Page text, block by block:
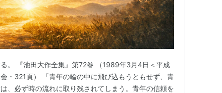
。 『池田大作全集』第72巻 （1989年3月4日＜平成
・321頁） 「青年の輪の中に飛び込もうともせず、青
、必ず時の流れに取り残されてしまう。青年の信頼を